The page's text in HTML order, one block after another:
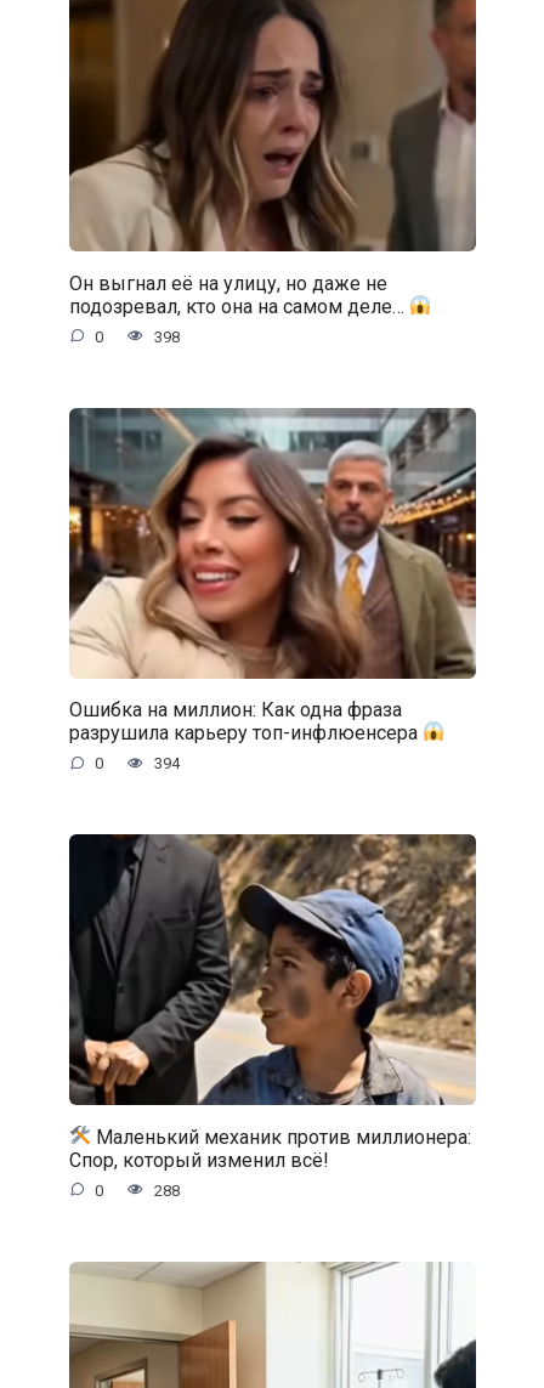
Он выгнал её на улицу, но даже не
подозревал, кто она на самом деле…
0 398
Ошибка на миллион: Как одна фраза
разрушила карьеру топ-инфлюенсера
0 394
Маленький механик против миллионера:
Спор, который изменил всё!
0 288